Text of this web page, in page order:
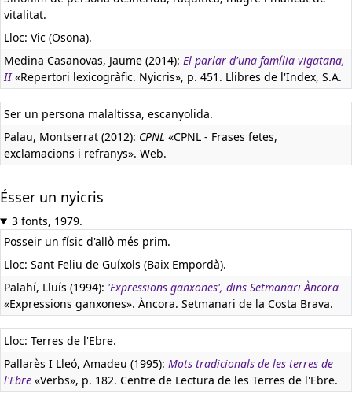
vitalitat.
Lloc: Vic (Osona).
Medina Casanovas, Jaume (2014): El parlar d'una família vigatana,
II«Repertori lexicogràfic. Nyicris», p. 451. Llibres de l'Index, S.A.
Ser un persona malaltissa, escanyolida.
Palau, Montserrat (2012): CPNL «CPNL - Frases fetes,
exclamacions i refranys». Web.
Ésser un nyicris
3 fonts, 1979.
Posseir un físic d'allò més prim.
Lloc: Sant Feliu de Guíxols (Baix Empordà).
Palahí, Lluís (1994): 'Expressions ganxones', dins Setmanari Àncora
«Expressions ganxones». Àncora. Setmanari de la Costa Brava.
Lloc: Terres de l'Ebre.
Pallarès I Lleó, Amadeu (1995): Mots tradicionals de les terres de
l'Ebre «Verbs», p. 182. Centre de Lectura de les Terres de l'Ebre.